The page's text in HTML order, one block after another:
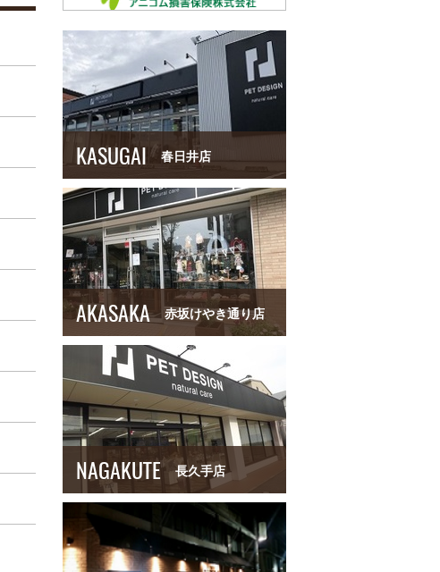
KASUGAI 春日井店
AKASAKA 赤坂けやき通り店
NAGAKUTE 長久手店